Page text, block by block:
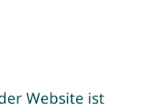
Website ist